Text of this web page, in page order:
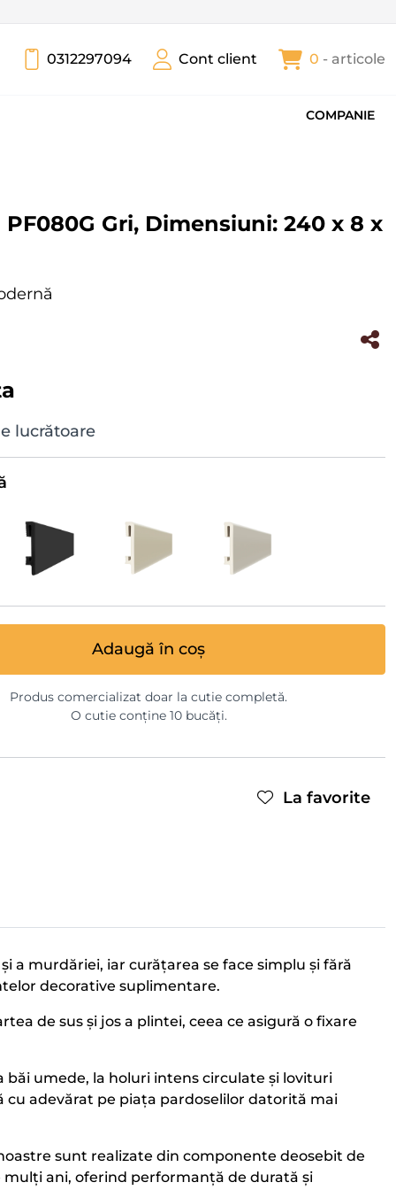
0312297094 Cont client 0 - articole
COMPANIE
Gri, Dimensiuni: 240 x 8 x
lucrătoare
Adaugă în coș
Produs comercializat doar la cutie completă.
O cutie conține 10 bucăți.
La favorite
murdăriei, iar curățarea se face simplu și fără
decorative suplimentare.
de sus și jos a plintei, ceea ce asigură o fixare
băi umede, la holuri intens circulate și lovituri
adevărat pe piața pardoselilor datorită mai
sunt realizate din componente deosebit de
ani, oferind performanță de durată și